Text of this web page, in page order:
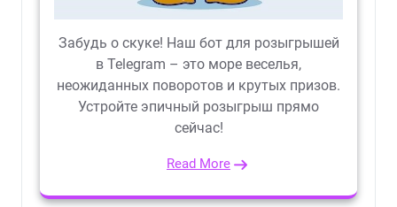
Забудь о скуке! Наш бот для розыгрышей
в Telegram – это море веселья,
неожиданных поворотов и крутых призов.
Устройте эпичный розыгрыш прямо
сейчас!
Read More